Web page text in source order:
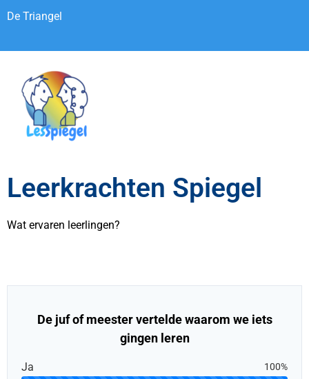
De Triangel
Leerkrachten Spiegel
Wat ervaren leerlingen?
De juf of meester vertelde waarom we iets
gingen leren
100%
Ja